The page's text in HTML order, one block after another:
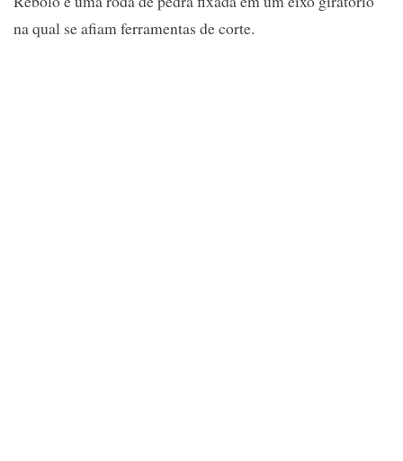
na qual se afiam ferramentas de corte.